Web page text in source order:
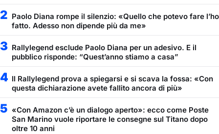
2 Paolo Diana rompe il silenzio: «Quello che potevo fare l’ho
fatto. Adesso non dipende più da me»
3 Rallylegend esclude Paolo Diana per un adesivo. E il
pubblico risponde: “Quest’anno stiamo a casa”
4 Il Rallylegend prova a spiegarsi e si scava la fossa: «Con
questa dichiarazione avete fallito ancora di più»
5 «Con Amazon c’è un dialogo aperto»: ecco come Poste
San Marino vuole riportare le consegne sul Titano dopo
oltre 10 anni